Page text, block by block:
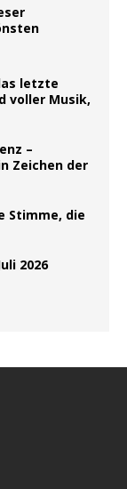
letzte
voller Musik,
–
Zeichen der
Stimme, die
2026